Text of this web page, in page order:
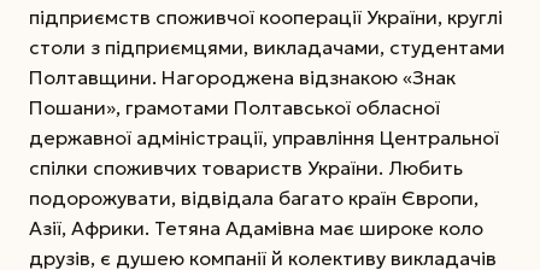
підприємств споживчої кооперації України, круглі
столи з підприємцями, викладачами, студентами
Полтавщини. Нагороджена відзнакою «Знак
Пошани», грамотами Полтавської обласної
державної адміністрації, управління Центральної
спілки споживчих товариств України. Любить
подорожувати, відвідала багато країн Європи,
Азії, Африки. Тетяна Адамівна має широке коло
друзів, є душею компанії й колективу викладачів